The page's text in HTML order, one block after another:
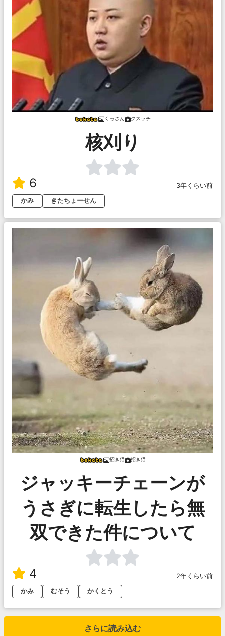
くっさん クスッチ
核刈り
6
3年くらい前
かみ
きたちょーせん
招き猫 招き猫
ジャッキーチェーンが
うさぎに転生したら無
双できた件について
4
2年くらい前
かみ
むそう かくとう
さらに読み込む